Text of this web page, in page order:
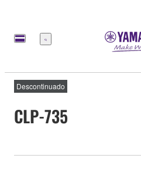
Menu
Descontinuado
CLP-735